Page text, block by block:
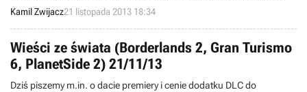
Xbox One oraz Xbox 360 - poinformował wydawca produkcji, firma
Electronic Arts.
Kamil Zwijacz21 listopada 2013 18:34
Wieści ze świata (Borderlands 2, Gran Turismo
6, PlanetSide 2) 21/11/13
Dziś piszemy m.in. o dacie premiery i cenie dodatku DLC do